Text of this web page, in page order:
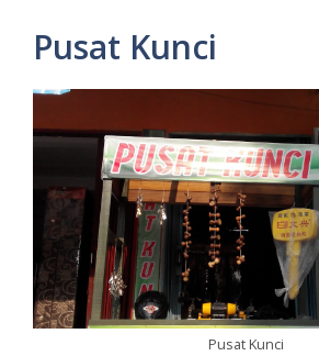
Pusat Kunci
Pusat Kunci